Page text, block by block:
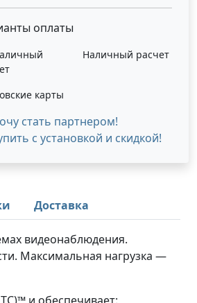
оплаты
Наличный расчет
карты
стать партнером!
с установкой и скидкой!
Доставка
видеонаблюдения.
Максимальная нагрузка —